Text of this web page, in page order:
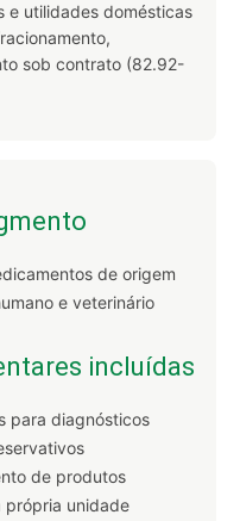
e utilidades domésticas
sob contrato (82.92-
de origem
e veterinário
incluídas
para diagnósticos
de produtos
própria unidade